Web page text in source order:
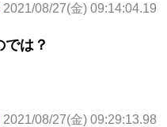
2021/08/27(金) 09:14:04.19
は？
2021/08/27(金) 09:29:13.98